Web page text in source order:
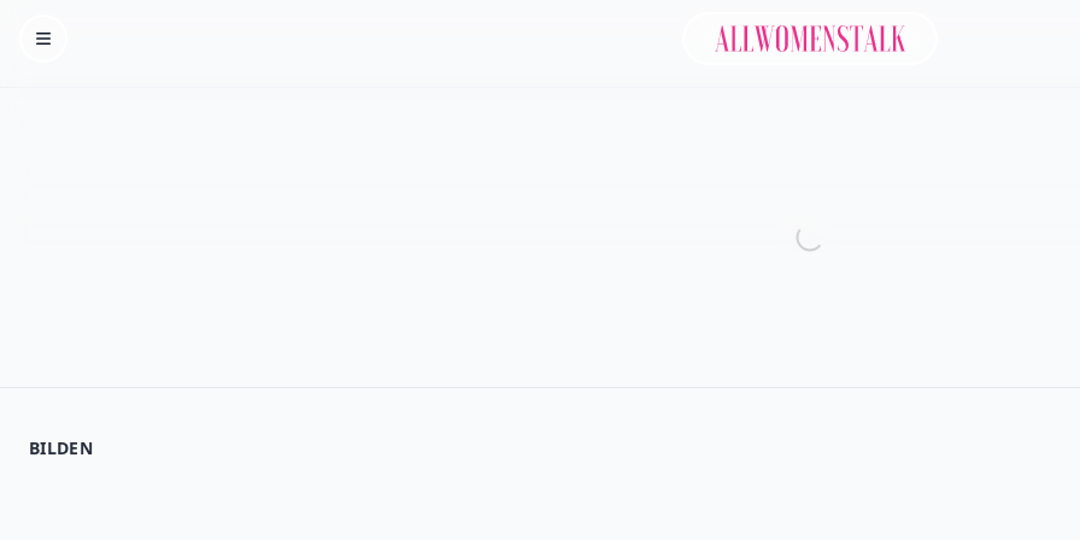
Homepage
Allwomenstalk
BILDEN